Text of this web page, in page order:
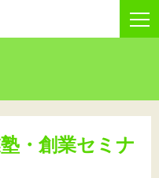
方へ
・創業セミナ